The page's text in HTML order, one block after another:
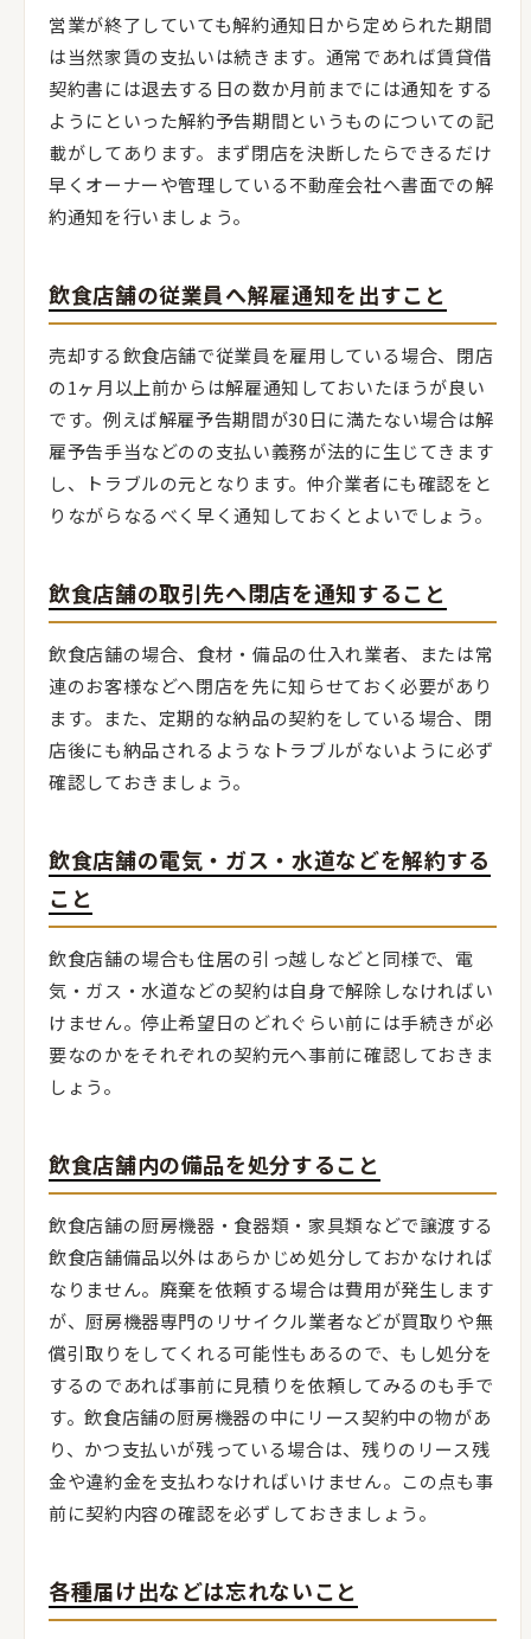
営業が終了していても解約通知日から定められた期間
は当然家賃の支払いは続きます。通常であれば賃貸借
契約書には退去する日の数か月前までには通知をする
ようにといった解約予告期間というものについての記
載がしてあります。まず閉店を決断したらできるだけ
早くオーナーや管理している不動産会社へ書面での解
約通知を行いましょう。
飲食店舗の従業員へ解雇通知を出すこと
売却する飲食店舗で従業員を雇用している場合、閉店
の1ヶ月以上前からは解雇通知しておいたほうが良い
です。例えば解雇予告期間が30日に満たない場合は解
雇予告手当などのの支払い義務が法的に生じてきます
し、トラブルの元となります。仲介業者にも確認をと
りながらなるべく早く通知しておくとよいでしょう。
飲食店舗の取引先へ閉店を通知すること
飲食店舗の場合、食材・備品の仕入れ業者、または常
連のお客様などへ閉店を先に知らせておく必要があり
ます。また、定期的な納品の契約をしている場合、閉
店後にも納品されるようなトラブルがないように必ず
確認しておきましょう。
飲食店舗の電気・ガス・水道などを解約する
こと
飲食店舗の場合も住居の引っ越しなどと同様で、電
気・ガス・水道などの契約は自身で解除しなければい
けません。停止希望日のどれぐらい前には手続きが必
要なのかをそれぞれの契約元へ事前に確認しておきま
しょう。
飲食店舗内の備品を処分すること
飲食店舗の厨房機器・食器類・家具類などで譲渡する
飲食店舗備品以外はあらかじめ処分しておかなければ
なりません。廃棄を依頼する場合は費用が発生します
が、厨房機器専門のリサイクル業者などが買取りや無
償引取りをしてくれる可能性もあるので、もし処分を
するのであれば事前に見積りを依頼してみるのも手で
す。飲食店舗の厨房機器の中にリース契約中の物があ
り、かつ支払いが残っている場合は、残りのリース残
金や違約金を支払わなければいけません。この点も事
前に契約内容の確認を必ずしておきましょう。
各種届け出などは忘れないこと